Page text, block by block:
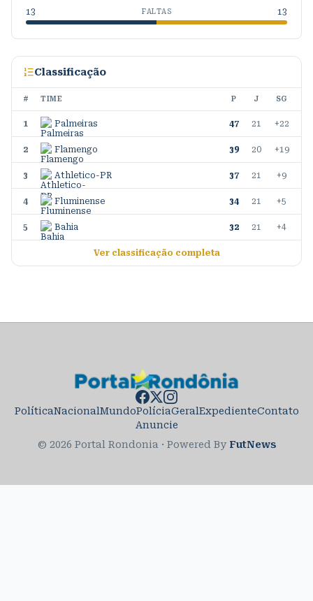
13 FALTAS 13
Classificação
# TIME P J SG
1 Palmeiras 47 21 +22
2 Flamengo 39 20 +19
3 Athletico-PR 37 21 +9
4 Fluminense 34 21 +5
5 Bahia 32 21 +4
Ver classificação completa
PolíticaNacionalMundoPolíciaGeralExpedienteContato
Anuncie
© 2026 Portal Rondonia · Powered By FutNews